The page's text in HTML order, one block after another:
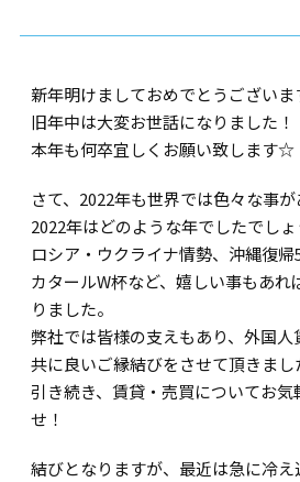
新年明けましておめでとうございま
旧年中は大変お世話になりました！
本年も何卒宜しくお願い致します☆
さて、2022年も世界では色々な事
2022年はどのような年でしたでしょ
ロシア・ウクライナ情勢、沖縄復
カタールW杯など、嬉しい事もあれ
りました。
弊社では皆様の支えもあり、外国
共に良いご縁結びをさせて頂きまし
引き続き、賃貸・売買についてお気
せ！
結びとなりますが、最近は急に冷